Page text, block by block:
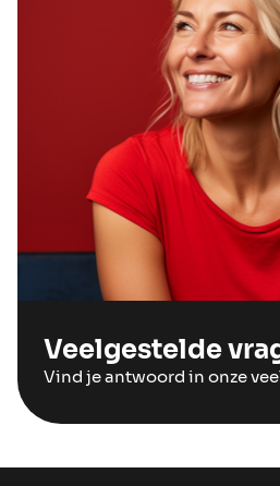
Veelgestelde
Vind je antwoord in onze